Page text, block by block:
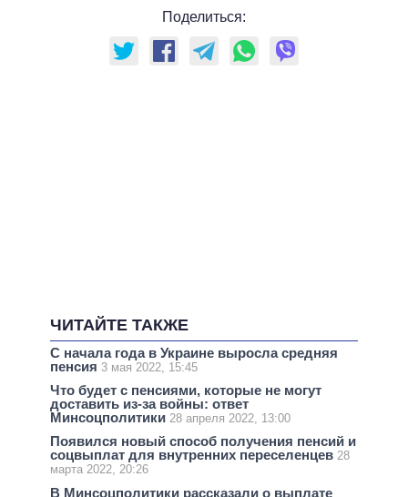
Поделиться:
ЧИТАЙТЕ ТАКЖЕ
С начала года в Украине выросла средняя
пенсия 3 мая 2022, 15:45
Что будет с пенсиями, которые не могут
доставить из-за войны: ответ
Минсоцполитики 28 апреля 2022, 13:00
Появился новый способ получения пенсий и
соцвыплат для внутренних переселенцев 28
марта 2022, 20:26
В Минсоцполитики рассказали о выплате